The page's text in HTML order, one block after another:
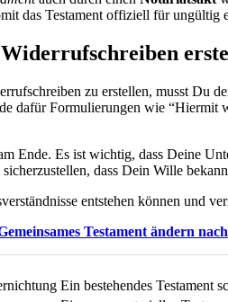
das Testament offiziell für
zu erstellen, musst Du
dafür Formulierungen wie “Hiermit
Ende. Es ist wichtig, dass Deine
dass Dein Wille
entstehen können und
Testament ändern
Ein bestehendes Testament